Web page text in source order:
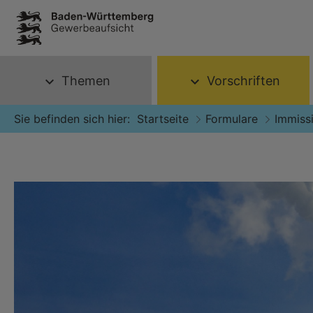
expand_more Themen expand_more Vorschriften
Sie befinden sich hier: Startseite Formulare